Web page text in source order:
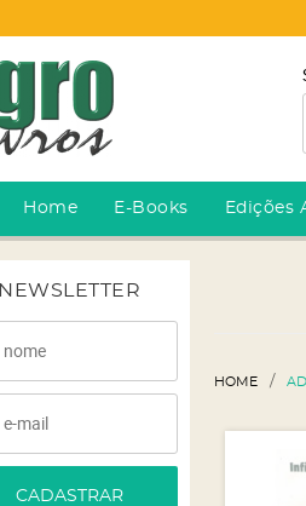
Home E-Books Edições
NEWSLETTER
CADASTRAR
HOME